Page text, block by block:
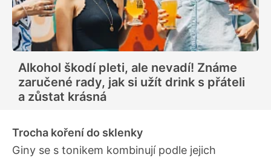
Alkohol škodí pleti, ale nevadí! Známe
zaručené rady, jak si užít drink s přáteli
a zůstat krásná
Trocha koření do sklenky
Giny se s tonikem kombinují podle jejich